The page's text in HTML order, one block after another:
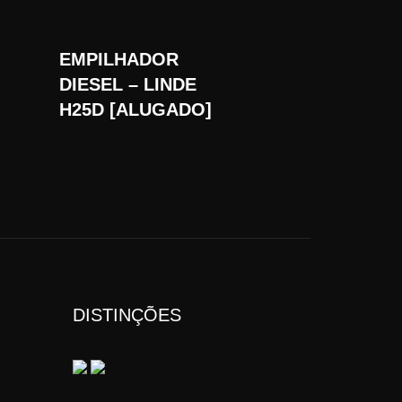
EMPILHADOR
DIESEL – LINDE
H25D [ALUGADO]
DISTINÇÕES